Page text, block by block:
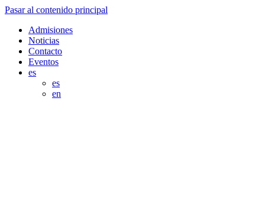
Pasar al contenido principal
Admisiones
Noticias
Contacto
Eventos
es
es
en